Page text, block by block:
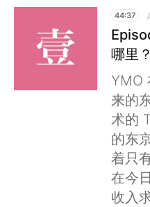
44:37
哪里？
YMO
来的
术的
的东
着只
在今
收入